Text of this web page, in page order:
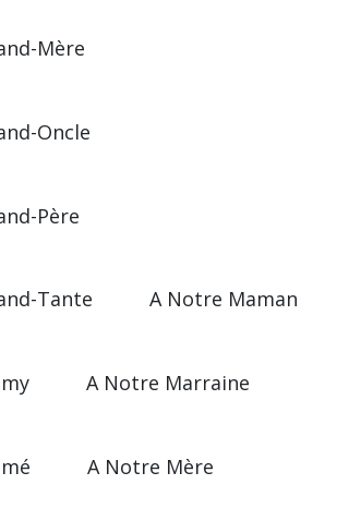
Mère
Oncle
Père
Tante A Notre Maman
A Notre Marraine
A Notre Mère